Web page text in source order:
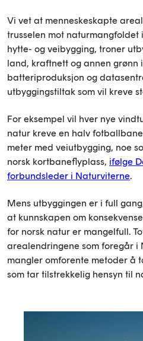
Vi vet at menneskeskapte
trusselen mot naturmangfoldet
hytte- og veibygging, troner
land, kraftnett og annen grønn
batteriproduksjon og
utbyggingstiltak som vil kreve
For eksempel vil hver nye
natur kreve en halv
meter med veiutbygging, noe
norsk kortbaneflyplass, ifølge
forbundsleder i Naturviterne.
Mens utbyggingen er i full
at kunnskapen om
for norsk natur er mangelfull.
arealendringene som foregår i
mangler omforente metoder å
som tar tilstrekkelig hensyn til